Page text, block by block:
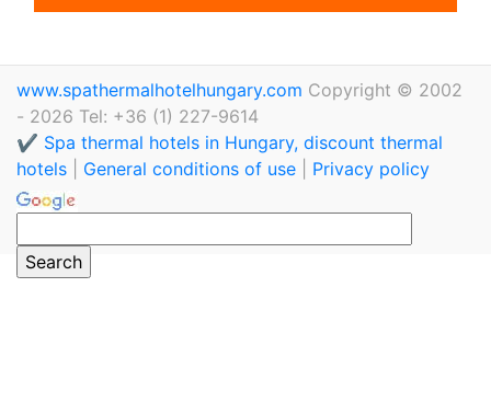
www.spathermalhotelhungary.com Copyright © 2002
- 2026 Tel: +36 (1) 227-9614
✔️ Spa thermal hotels in Hungary, discount thermal
hotels
General conditions of use Privacy policy